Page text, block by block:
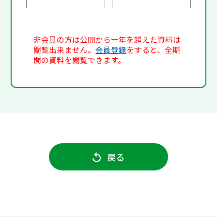
非会員の方は公開から一年を超えた資料は
閲覧出来ません。会員登録をすると、全期
間の資料を閲覧できます。
戻る